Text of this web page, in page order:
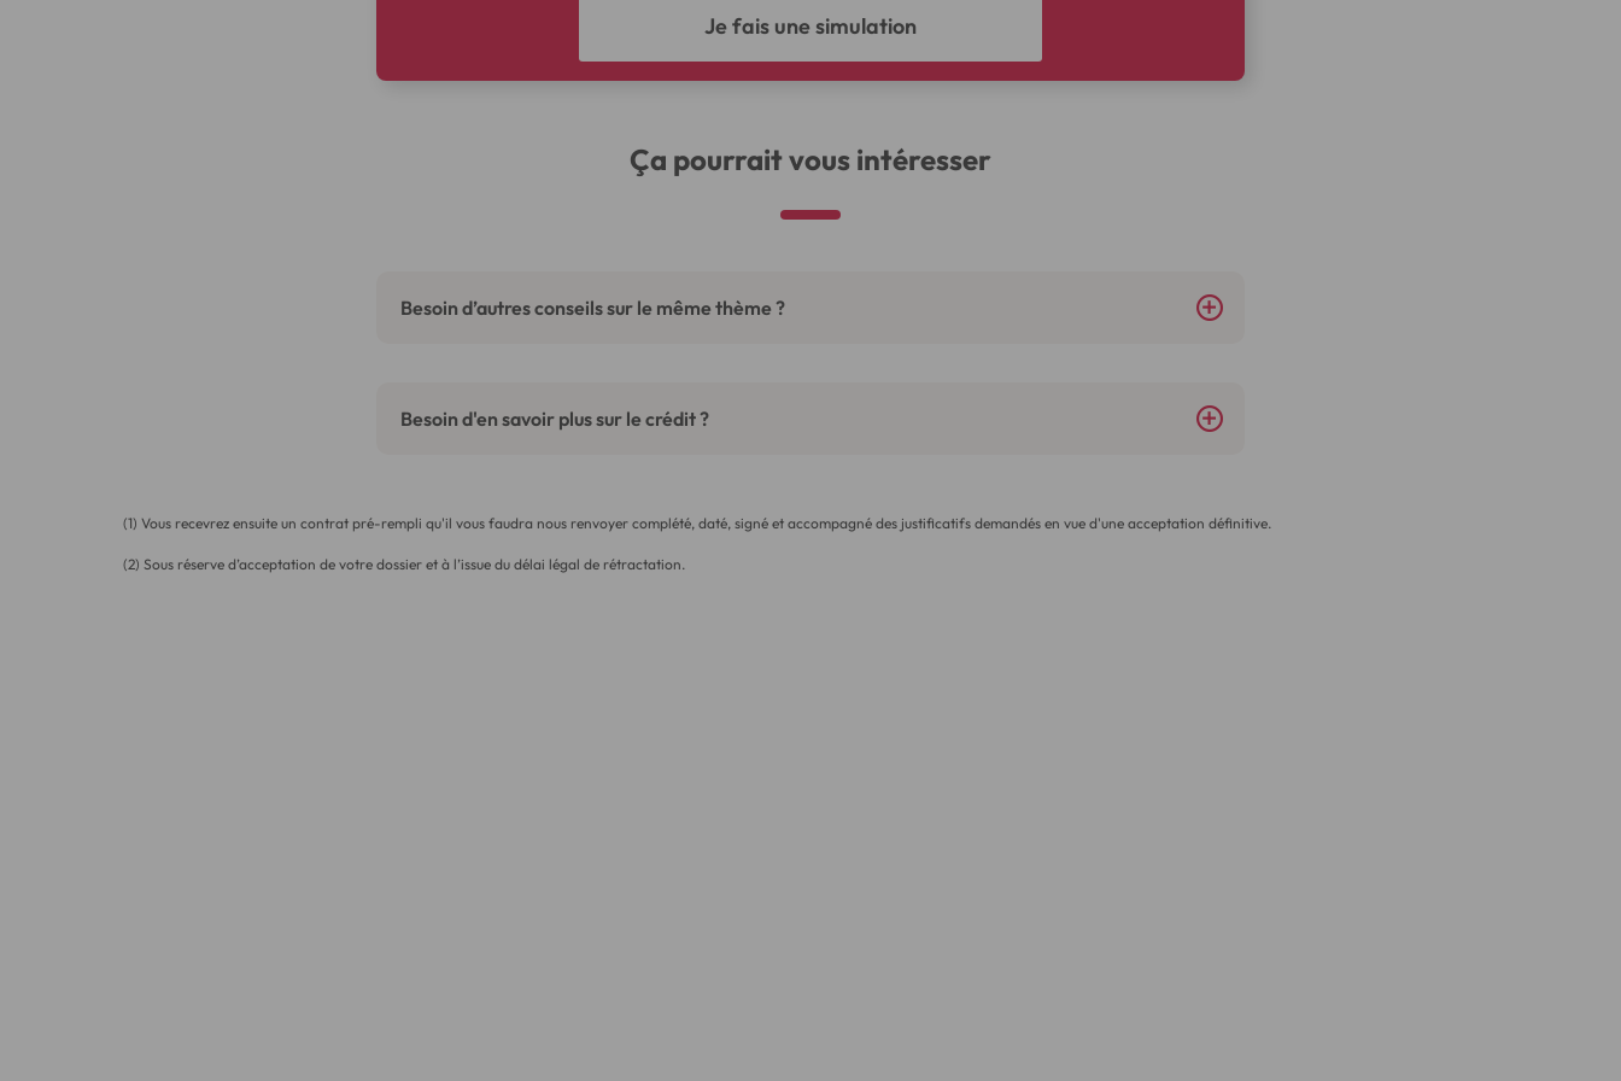
Je fais une simulation
Ça pourrait vous intéresser
Besoin d’autres conseils sur le même thème ?
Besoin d'en savoir plus sur le crédit ?
(1) Vous recevrez ensuite un contrat pré-rempli qu'il vous faudra nous renvoyer complété, daté, signé et accompagné des justificatifs demandés en vue d'une acceptation définitive.
(2) Sous réserve d’acceptation de votre dossier et à l’issue du délai légal de rétractation.